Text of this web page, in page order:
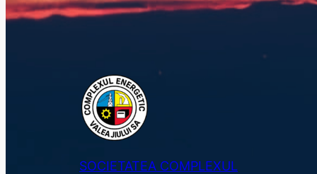
SOCIETATEA COMPLEXUL